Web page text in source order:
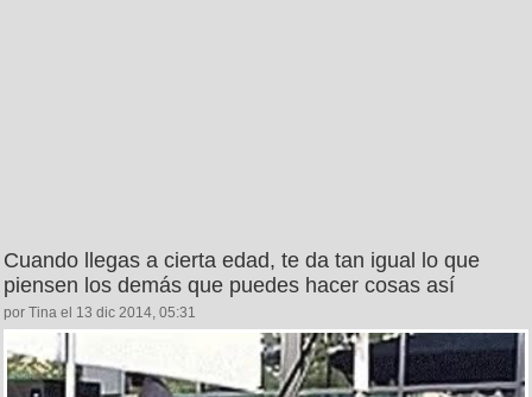
Cuando llegas a cierta edad, te da tan igual lo que
piensen los demás que puedes hacer cosas así
por Tina el 13 dic 2014, 05:31